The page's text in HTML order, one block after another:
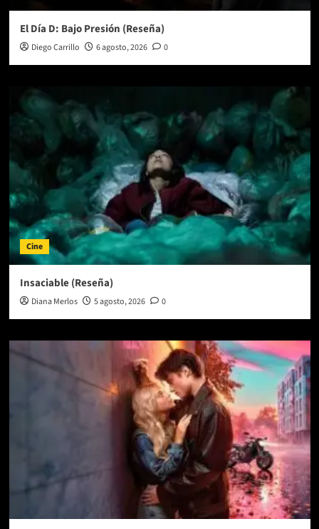
El Día D: Bajo Presión (Reseña)
Diego Carrillo 6 agosto, 2026 0
Cine
Insaciable (Reseña)
Diana Merlos 5 agosto, 2026 0